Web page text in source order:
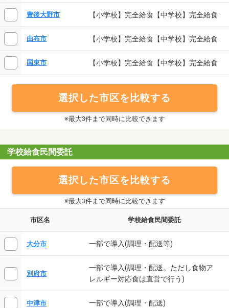
豊後大野市 【小学校】完全給食【中学校】完全給食
由布市 【小学校】完全給食【中学校】完全給食
国東市 【小学校】完全給食【中学校】完全給食
選択した市区を比較する
※最大3件まで同時に比較できます
学校給食民間委託
選択した市区を比較する
※最大3件まで同時に比較できます
市区名 学校給食民間委託
大分市 一部で導入(調理・配送等)
別府市
一部で導入(調理・配送。ただし食物ア
レルギー対応食は直営で行う)
中津市 一部で導入(調理・配送)